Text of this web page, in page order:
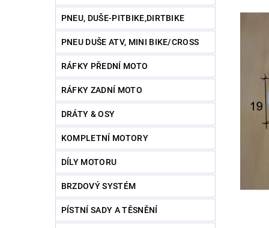
PNEU, DUŠE-PITBIKE,DIRTBIKE
PNEU DUŠE ATV, MINI BIKE/CROSS
RÁFKY PŘEDNÍ MOTO
RÁFKY ZADNÍ MOTO
DRÁTY & OSY
KOMPLETNÍ MOTORY
DÍLY MOTORU
BRZDOVÝ SYSTÉM
PÍSTNÍ SADY A TĚSNĚNÍ